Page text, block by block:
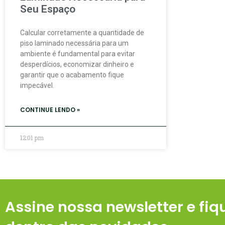
Seu Espaço
Calcular corretamente a quantidade de
piso laminado necessária para um
ambiente é fundamental para evitar
desperdícios, economizar dinheiro e
garantir que o acabamento fique
impecável.
CONTINUE LENDO »
12:01 pm
Assine nossa newsletter e